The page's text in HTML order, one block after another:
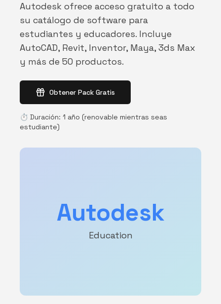
Autodesk ofrece acceso gratuito a todo
su catálogo de software para
estudiantes y educadores. Incluye
AutoCAD, Revit, Inventor, Maya, 3ds Max
y más de 50 productos.
Obtener Pack Gratis
⏱️ Duración: 1 año (renovable mientras seas
estudiante)
Autodesk
Education